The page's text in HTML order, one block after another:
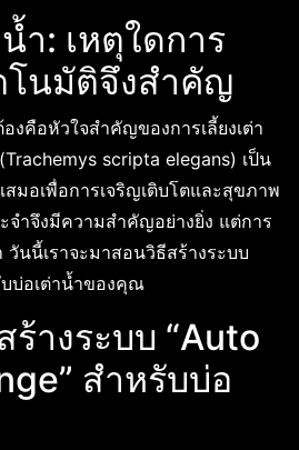
ำ: เหตุใดการ
โนมัติจึงสำคัญ
งคือหัวใจสำคัญของการเลี้ยงเต่า
scripta elegans) เป็น
มอเพื่อการเจริญเติบโตและสุขภาพ
จำจึงมีความสำคัญอย่างยิ่ง แต่การ
วันนี้เราจะมาสอนวิธีสร้างระบบ
บ่อเต่าน้ำของคุณ
างระบบ “Auto
สำหรับบ่อ